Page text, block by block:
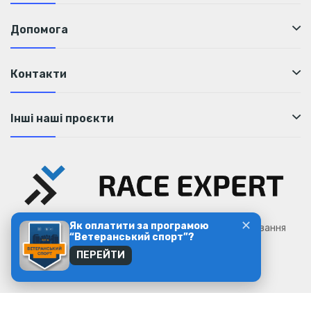
продуктів, які доповнюють один одного. Допомагає
поживними речовинами для відновлення сили.
Допомога
Контакти
Інші наші проєкти
Тренування, бігова спільнота та спортивне харчування
Race Expert © 2026
✕
Як оплатити за програмою
“Ветеранський спорт”?
ПЕРЕЙТИ